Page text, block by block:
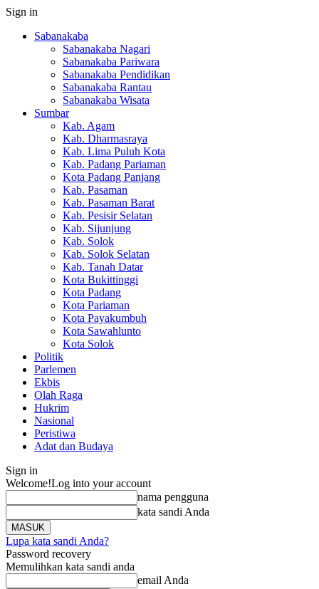
Sign in
Sabanakaba
Sabanakaba Nagari
Sabanakaba Pariwara
Sabanakaba Pendidikan
Sabanakaba Rantau
Sabanakaba Wisata
Sumbar
Kab. Agam
Kab. Dharmasraya
Kab. Lima Puluh Kota
Kab. Padang Pariaman
Kota Padang Panjang
Kab. Pasaman
Kab. Pasaman Barat
Kab. Pesisir Selatan
Kab. Sijunjung
Kab. Solok
Kab. Solok Selatan
Kab. Tanah Datar
Kota Bukittinggi
Kota Padang
Kota Pariaman
Kota Payakumbuh
Kota Sawahlunto
Kota Solok
Politik
Parlemen
Ekbis
Olah Raga
Hukrim
Nasional
Peristiwa
Adat dan Budaya
Sign in
Welcome!Log into your account
nama pengguna
kata sandi Anda
Lupa kata sandi Anda?
Password recovery
Memulihkan kata sandi anda
email Anda